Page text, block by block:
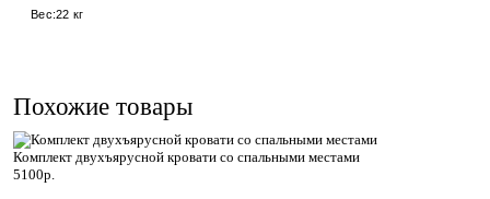
Вес:22 кг
Похожие товары
Комплект двухъярусной кровати со спальными местами
5100р.